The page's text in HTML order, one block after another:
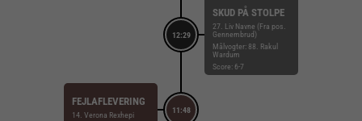
12:29
SKUD PÅ STOLPE
27. Liv Navne (Fra pos.
Gennembrud)
Målvogter: 88. Rakul
Wardum
Score: 6-7
11:48
FEJLAFLEVERING
14. Verona Rexhepi